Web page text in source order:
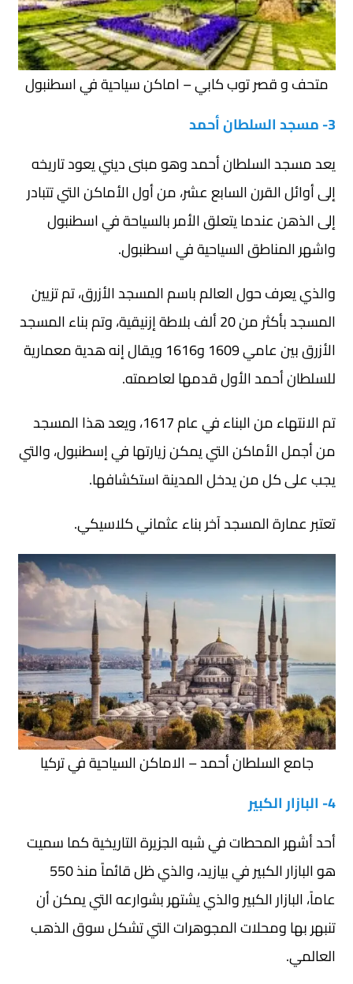
متحف و قصر توب كابي – اماكن سياحية في اسطنبول
3- مسجد السلطان أحمد
يعد مسجد السلطان أحمد وهو مبنى ديني يعود تاريخه
إلى أوائل القرن السابع عشر، من أول الأماكن التي تتبادر
إلى الذهن عندما يتعلق الأمر بالسياحة في اسطنبول
واشهر المناطق السياحية في اسطنبول.
والذي يعرف حول العالم باسم المسجد الأزرق، تم تزيين
المسجد بأكثر من 20 ألف بلاطة إزنيقية، وتم بناء المسجد
الأزرق بين عامي 1609 و1616 ويقال إنه هدية معمارية
للسلطان أحمد الأول قدمها لعاصمته.
تم الانتهاء من البناء في عام 1617، ويعد هذا المسجد
من أجمل الأماكن التي يمكن زيارتها في إسطنبول، والتي
يجب على كل من يدخل المدينة استكشافها.
تعتبر عمارة المسجد آخر بناء عثماني كلاسيكي.
جامع السلطان أحمد – الاماكن السياحية في تركيا
4- البازار الكبير
أحد أشهر المحطات في شبه الجزيرة التاريخية كما سميت
هو البازار الكبير في بيازيد، والذي ظل قائماً منذ 550
عاماً، البازار الكبير والذي يشتهر بشوارعه التي يمكن أن
تنبهر بها ومحلات المجوهرات التي تشكل سوق الذهب
العالمي.